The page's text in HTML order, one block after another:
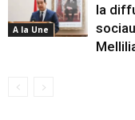
A la Une
la